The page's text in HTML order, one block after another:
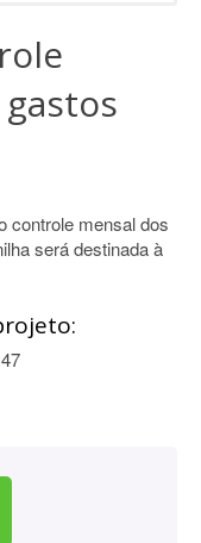
controle mensal dos
será destinada à